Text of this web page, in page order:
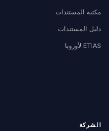
مكتبة المستندات
دليل المستندات
ETIAS لأوروبا
الشركة